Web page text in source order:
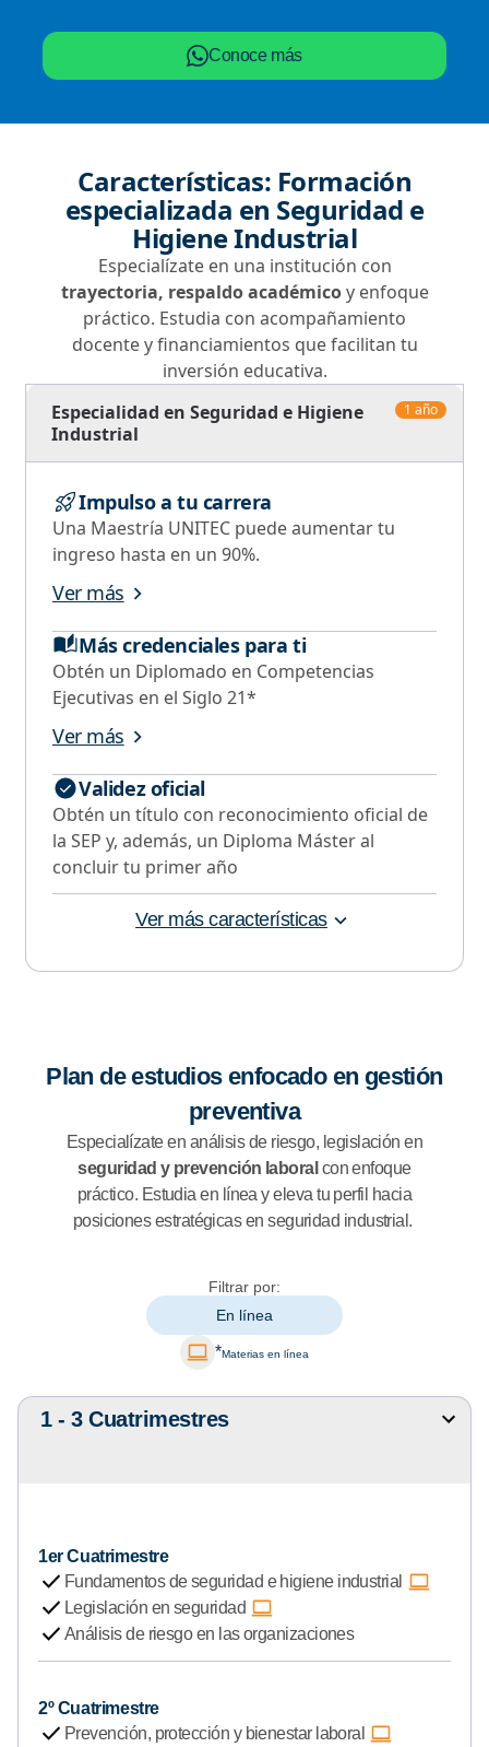
Conoce más
Características: Formación
especializada en Seguridad e
Higiene Industrial
Especialízate en una institución con
trayectoria, respaldo académicoy enfoque
práctico. Estudia con acompañamiento
docente y financiamientos que facilitan tu
inversión educativa.
Especialidad en Seguridad e Higiene
Industrial
1 año
Impulso a tu carrera
Una Maestría UNITEC puede aumentar tu
ingreso hasta en un 90%.
Ver más
Más credenciales para ti
Obtén un Diplomado en Competencias
Ejecutivas en el Siglo 21*
Ver más
Validez oficial
Obtén un título con reconocimiento oficial de
la SEP y, además, un Diploma Máster al
concluir tu primer año
Ver más características
Plan de estudios enfocado en gestión
preventiva
Especialízate en análisis de riesgo, legislación en
seguridad y prevención laboral con enfoque
práctico. Estudia en línea y eleva tu perfil hacia
posiciones estratégicas en seguridad industrial.
Filtrar por:
En línea
*Materias en línea
1 - 3 Cuatrimestres
M
a
l
t
1er Cuatrimestre
check Fundamentos de seguridad e higiene industrial
check Legislación en seguridad
check Análisis de riesgo en las organizaciones
2º Cuatrimestre
check Prevención, protección y bienestar laboral